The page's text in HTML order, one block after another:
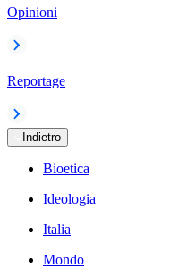
Opinioni
Reportage
Indietro
Bioetica
Ideologia
Italia
Mondo